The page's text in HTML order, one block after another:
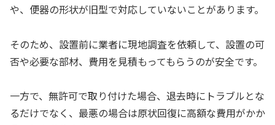
や、便器の形状が旧型で対応していないことがあります。
そのため、設置前に業者に現地調査を依頼して、設置の可
否や必要な部材、費用を見積もってもらうのが安全です。
一方で、無許可で取り付けた場合、退去時にトラブルとな
るだけでなく、最悪の場合は原状回復に高額な費用がかか